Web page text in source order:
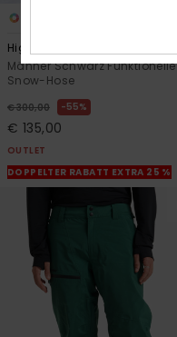
High Altitude GORE
Männer Schwarz Funktionelle
Snow-Hose
€ 300,00 55%
€ 135,00
OUTLET
DOPPELTER RABATT EXTRA 25 %